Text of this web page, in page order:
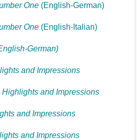
One (English-German)
One (English-Italian)
German)
and Impressions
Highlights and Impressions
and Impressions
and Impressions